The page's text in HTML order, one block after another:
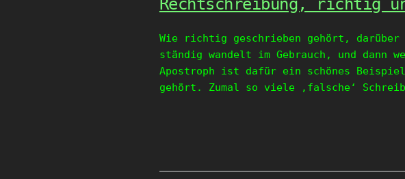
Rechtschreibung, richtig
Wie richtig geschrieben gehört,
ständig wandelt im Gebrauch, und dann
Apostroph ist dafür ein schönes
gehört. Zumal so viele ‚falsche‘